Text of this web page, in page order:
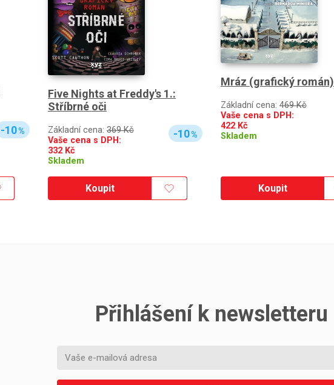
-10%
Five Nights at Freddy's 1.:
Stříbrné oči
Základní cena: 369 Kč
Vaše cena s DPH:
332 Kč
Skladem
-10%
Koupit
Mráz (grafický román)
Základní cena: 469 Kč
Vaše cena s DPH:
422 Kč
Skladem
Koupit
Přihlášení k newsletteru